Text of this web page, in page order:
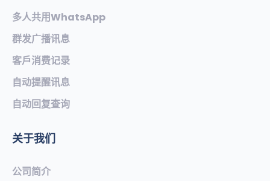
多人共用WhatsApp
群发广播讯息
客戶消费记录
自动提醒讯息
自动回复查询
关于我们
公司简介